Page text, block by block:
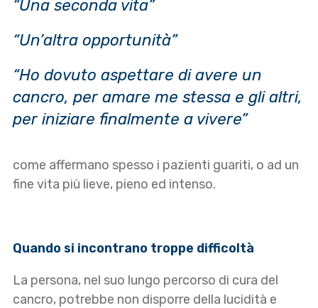
“Una seconda vita”
“Un’altra opportunità”
“Ho dovuto aspettare di avere un
cancro, per amare me stessa e gli altri,
per iniziare finalmente a vivere”
come affermano spesso i pazienti guariti, o ad un
fine vita più lieve, pieno ed intenso.
Quando si incontrano troppe difficoltà
La persona, nel suo lungo percorso di cura del
cancro, potrebbe non disporre della lucidità e